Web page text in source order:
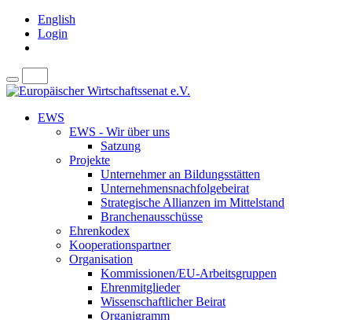
English
Login
EWS
EWS - Wir über uns
Satzung
Projekte
Unternehmer an Bildungsstätten
Unternehmensnachfolgebeirat
Strategische Allianzen im Mittelstand
Branchenausschüsse
Ehrenkodex
Kooperationspartner
Organisation
Kommissionen/EU-Arbeitsgruppen
Ehrenmitglieder
Wissenschaftlicher Beirat
Organigramm